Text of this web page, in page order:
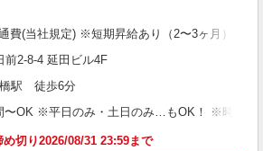
費(当社規定) ※短期昇給あり（2〜3ヶ月）
前2-8-4 延田ビル4F
駅 徒歩6分
〜OK ※平日のみ・土日のみ…もOK！ ※時短勤
め切り2026/08/31 23:59まで